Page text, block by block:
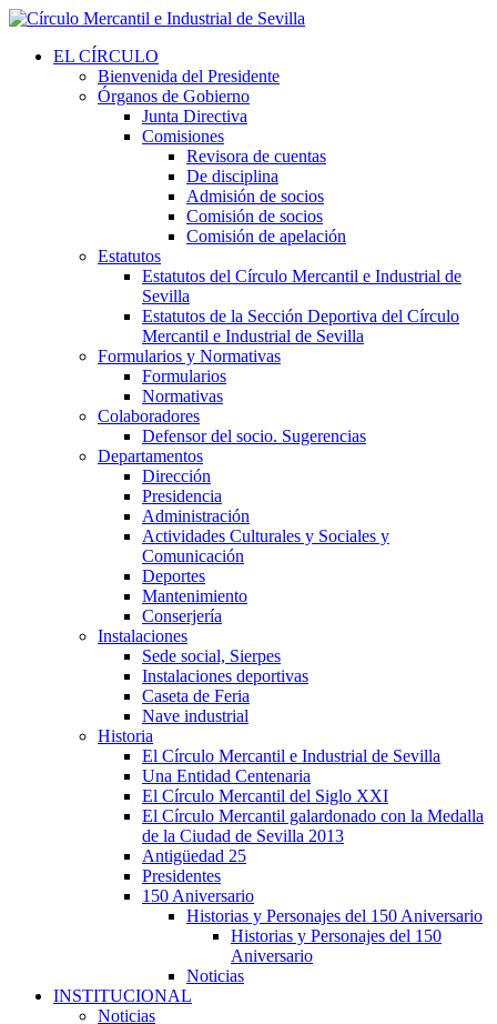
EL CÍRCULO
Bienvenida del Presidente
Órganos de Gobierno
Junta Directiva
Comisiones
Revisora de cuentas
De disciplina
Admisión de socios
Comisión de socios
Comisión de apelación
Estatutos
Estatutos del Círculo Mercantil e Industrial de
Sevilla
Estatutos de la Sección Deportiva del Círculo
Mercantil e Industrial de Sevilla
Formularios y Normativas
Formularios
Normativas
Colaboradores
Defensor del socio. Sugerencias
Departamentos
Dirección
Presidencia
Administración
Actividades Culturales y Sociales y
Comunicación
Deportes
Mantenimiento
Conserjería
Instalaciones
Sede social, Sierpes
Instalaciones deportivas
Caseta de Feria
Nave industrial
Historia
El Círculo Mercantil e Industrial de Sevilla
Una Entidad Centenaria
El Círculo Mercantil del Siglo XXI
El Círculo Mercantil galardonado con la Medalla
de la Ciudad de Sevilla 2013
Antigüedad 25
Presidentes
150 Aniversario
Historias y Personajes del 150 Aniversario
Historias y Personajes del 150
Aniversario
Noticias
INSTITUCIONAL
Noticias